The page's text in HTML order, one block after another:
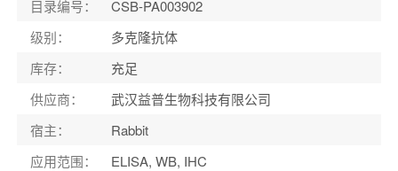
目录编号：
CSB-PA003902
级别：
多克隆抗体
库存：
充足
供应商：
武汉益普生物科技有限公司
宿主：
Rabbit
应用范围：
ELISA, WB, IHC